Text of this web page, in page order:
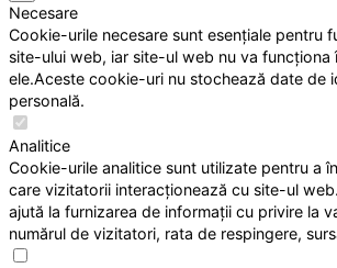
Necesare
Cookie-urile necesare sunt esențiale pentru
site-ului web, iar site-ul web nu va funcționa
ele.Aceste cookie-uri nu stochează date de
personală.
Analitice
Cookie-urile analitice sunt utilizate pentru a
care vizitatorii interacționează cu site-ul
ajută la furnizarea de informații cu privire la
numărul de vizitatori, rata de respingere,